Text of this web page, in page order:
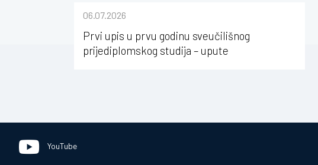
Strossmayera u Osijeku
06.07.2026
Prvi upis u prvu godinu sveučilišnog
prijediplomskog studija – upute
YouTube